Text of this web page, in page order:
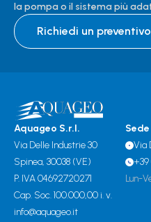
la pompa o il sistema più
Richiedi un preventivo
Aquageo S.r.l.
Via Delle Industrie 30
Spinea, 30038 (VE)
P. IVA 04692720271
Cap. Soc. 100.000,00 i. v.
info@aquageo.it
Via
+39
Lun-